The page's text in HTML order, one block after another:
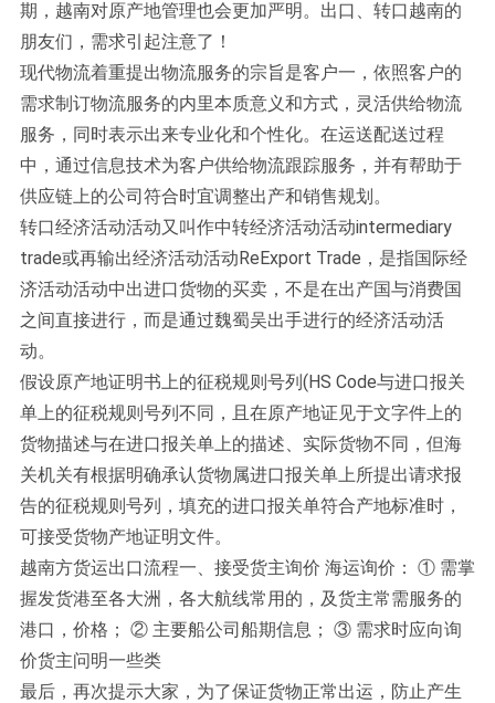
期，越南对原产地管理也会更加严明。出口、转口越南的
朋友们，需求引起注意了！
现代物流着重提出物流服务的宗旨是客户一，依照客户的
需求制订物流服务的内里本质意义和方式，灵活供给物流
服务，同时表示出来专业化和个性化。在运送配送过程
中，通过信息技术为客户供给物流跟踪服务，并有帮助于
供应链上的公司符合时宜调整出产和销售规划。
转口经济活动活动又叫作中转经济活动活动intermediary
trade或再输出经济活动活动ReExport Trade，是指国际经
济活动活动中出进口货物的买卖，不是在出产国与消费国
之间直接进行，而是通过魏蜀吴出手进行的经济活动活
动。
假设原产地证明书上的征税规则号列(HS Code与进口报关
单上的征税规则号列不同，且在原产地证见于文字件上的
货物描述与在进口报关单上的描述、实际货物不同，但海
关机关有根据明确承认货物属进口报关单上所提出请求报
告的征税规则号列，填充的进口报关单符合产地标准时，
可接受货物产地证明文件。
越南方货运出口流程一、接受货主询价 海运询价： ① 需掌
握发货港至各大洲，各大航线常用的，及货主常需服务的
港口，价格； ② 主要船公司船期信息； ③ 需求时应向询
价货主问明一些类
最后，再次提示大家，为了保证货物正常出运，防止产生